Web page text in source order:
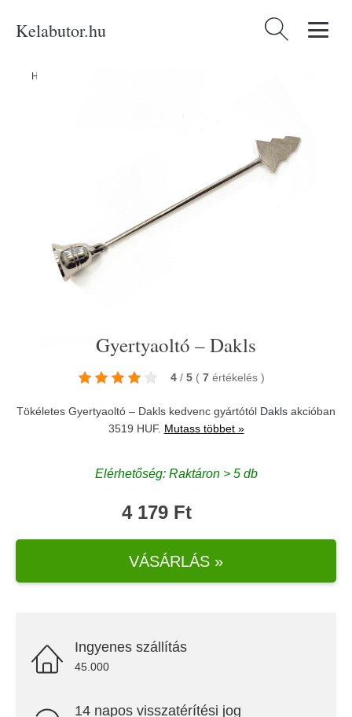
Kelabutor.hu Keresés:
Home
Gyertyaoltó – Dakls
4 / 5 ( 7 értékelés )
Tökéletes Gyertyaoltó – Dakls kedvenc gyártótól Dakls akcióban
3519 HUF. Mutass többet »
Elérhetőség: Raktáron > 5 db
4 179 Ft
VÁSÁRLÁS »
Ingyenes szállítás
45.000
14 napos visszatérítési jog